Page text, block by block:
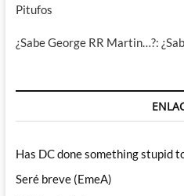
Pitufos
¿Sabe George RR Martin…?:
Has DC done something stupid
Seré breve (EmeA)